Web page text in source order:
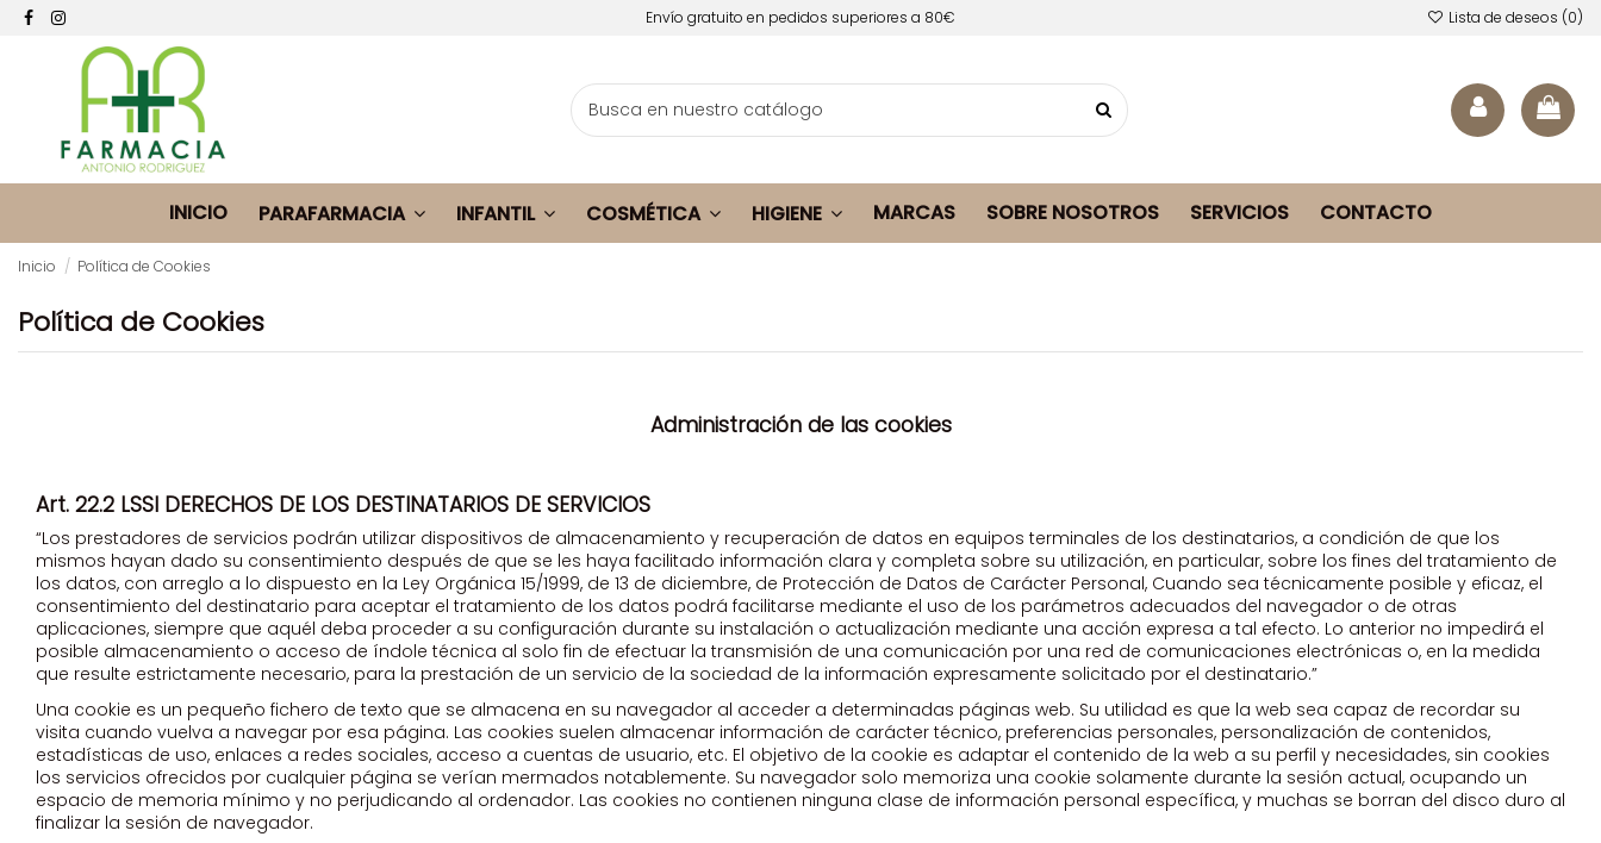
Envío gratuito en pedidos superiores a 80€ Lista de deseos (0)
INICIO PARAFARMACIA INFANTIL COSMÉTICA HIGIENE MARCAS SOBRE NOSOTROS SERVICIOS CONTACTO
Inicio Política de Cookies
Política de Cookies
Administración de las cookies
Art. 22.2 LSSI DERECHOS DE LOS DESTINATARIOS DE SERVICIOS
“Los prestadores de servicios podrán utilizar dispositivos de almacenamiento y recuperación de datos en equipos terminales de los destinatarios, a condición de que los
mismos hayan dado su consentimiento después de que se les haya facilitado información clara y completa sobre su utilización, en particular, sobre los fines del tratamiento de
los datos, con arreglo a lo dispuesto en la Ley Orgánica 15/1999, de 13 de diciembre, de Protección de Datos de Carácter Personal, Cuando sea técnicamente posible y eficaz, el
consentimiento del destinatario para aceptar el tratamiento de los datos podrá facilitarse mediante el uso de los parámetros adecuados del navegador o de otras
aplicaciones, siempre que aquél deba proceder a su configuración durante su instalación o actualización mediante una acción expresa a tal efecto. Lo anterior no impedirá el
posible almacenamiento o acceso de índole técnica al solo fin de efectuar la transmisión de una comunicación por una red de comunicaciones electrónicas o, en la medida
que resulte estrictamente necesario, para la prestación de un servicio de la sociedad de la información expresamente solicitado por el destinatario.”
Una cookie es un pequeño fichero de texto que se almacena en su navegador al acceder a determinadas páginas web. Su utilidad es que la web sea capaz de recordar su
visita cuando vuelva a navegar por esa página. Las cookies suelen almacenar información de carácter técnico, preferencias personales, personalización de contenidos,
estadísticas de uso, enlaces a redes sociales, acceso a cuentas de usuario, etc. El objetivo de la cookie es adaptar el contenido de la web a su perfil y necesidades, sin cookies
los servicios ofrecidos por cualquier página se verían mermados notablemente. Su navegador solo memoriza una cookie solamente durante la sesión actual, ocupando un
espacio de memoria mínimo y no perjudicando al ordenador. Las cookies no contienen ninguna clase de información personal específica, y muchas se borran del disco duro al
finalizar la sesión de navegador.